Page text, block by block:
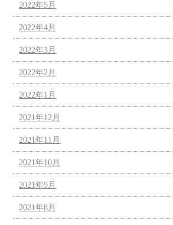
2022年5月
2022年4月
2022年3月
2022年2月
2022年1月
2021年12月
2021年11月
2021年10月
2021年9月
2021年8月